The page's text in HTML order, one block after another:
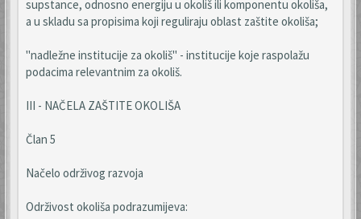
supstance, odnosno energiju u okoliš ili komponentu okoliša,
a u skladu sa propisima koji reguliraju oblast zaštite okoliša;
"nadležne institucije za okoliš" - institucije koje raspolažu
podacima relevantnim za okoliš.
III - NAČELA ZAŠTITE OKOLIŠA
Član 5
Načelo održivog razvoja
Održivost okoliša podrazumijeva: